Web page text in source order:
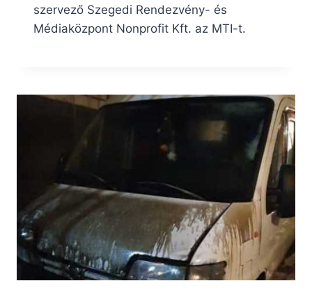
szervező Szegedi Rendezvény- és
Médiaközpont Nonprofit Kft. az MTI-t.